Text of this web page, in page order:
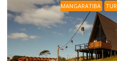
MANGARATIBA